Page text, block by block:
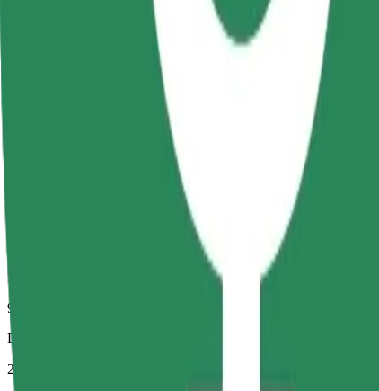
Viajes en coches con más espacio para equipaje y para estirar las
Duración estimada del viaje
9 min
Distancia estimada
2,7 km